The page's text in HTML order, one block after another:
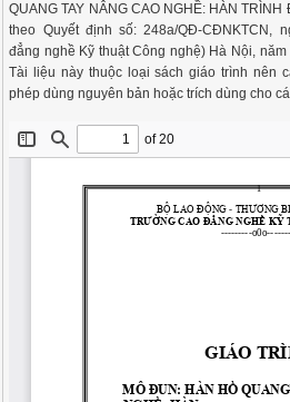
QUANG TAY NÂNG CAO NGHỀ: HÀN
theo Quyết định số: 248a/QĐ-CĐNKTCN,
đẳng nghề Kỹ thuật Công nghệ) Hà Nội,
Tài liệu này thuộc loại sách giáo trình nên
phép dùng nguyên bản hoặc trích dùng cho